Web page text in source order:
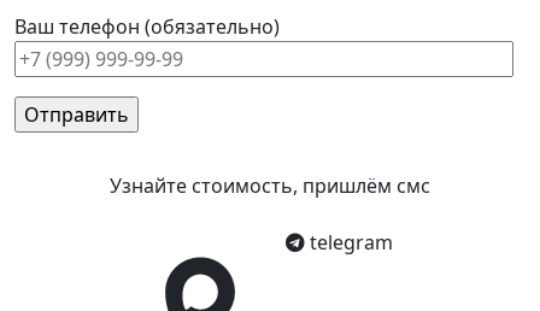
Ваш телефон (обязательно)
Узнайте стоимость, пришлём смс
telegram